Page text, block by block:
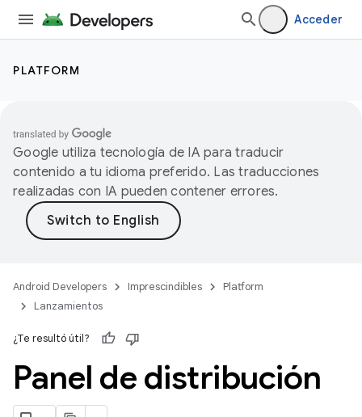
Acceder
PLATFORM
Google utiliza tecnología de IA para traducir
contenido a tu idioma preferido. Las traducciones
realizadas con IA pueden contener errores.
Android Developers Imprescindibles
Platform
Lanzamientos
¿Te resultó útil?
Panel de distribución